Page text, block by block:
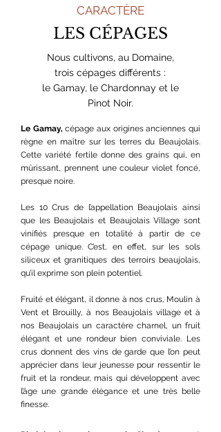
CARACTÈRE
LES CÉPAGES
Nous cultivons, au Domaine,
trois cépages différents :
le Gamay, le Chardonnay et le
Pinot Noir.
Le Gamay, cépage aux origines anciennes qui
règne en maître sur les terres du Beaujolais.
Cette variété fertile donne des grains qui, en
mûrissant, prennent une couleur violet foncé,
presque noire.
Les 10 Crus de l’appellation Beaujolais ainsi
que les Beaujolais et Beaujolais Village sont
vinifiés presque en totalité à partir de ce
cépage unique. C’est, en effet, sur les sols
siliceux et granitiques des terroirs beaujolais,
qu’il exprime son plein potentiel.
Fruité et élégant, il donne à nos crus, Moulin à
Vent et Brouilly, à nos Beaujolais village et à
nos Beaujolais un caractère charnel, un fruit
élégant et une rondeur bien conviviale. Les
crus donnent des vins de garde que l’on peut
apprécier dans leur jeunesse pour ressentir le
fruit et la rondeur, mais qui développent avec
l’âge une grande élégance et une très belle
finesse.